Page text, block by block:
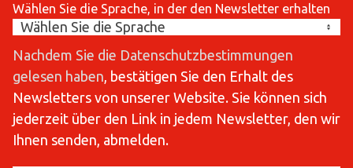
Wählen Sie die Sprache, in der den Newsletter erhalten
Nachdem Sie die Datenschutzbestimmungen
gelesen haben, bestätigen Sie den Erhalt des
Newsletters von unserer Website. Sie können sich
jederzeit über den Link in jedem Newsletter, den wir
Ihnen senden, abmelden.